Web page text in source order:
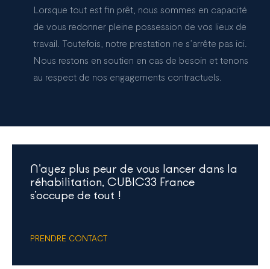
Lorsque tout est fin prêt, nous sommes en capacité
de vous redonner pleine possession de vos lieux de
travail. Toutefois, notre prestation ne s’arrête pas ici.
Nous restons en soutien en cas de besoin et tenons
au respect de nos engagements contractuels.
N’ayez plus peur de vous lancer dans la
réhabilitation, CUBIC33 France
s’occupe de tout !
PRENDRE CONTACT